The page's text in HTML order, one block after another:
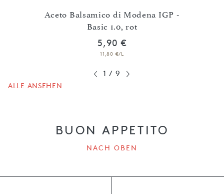
Aceto Balsamico di Modena IGP -
Basic 1.0, rot
5,90 €
11,80 €/L
1 / 9
ALLE ANSEHEN
BUON APPETITO
NACH OBEN